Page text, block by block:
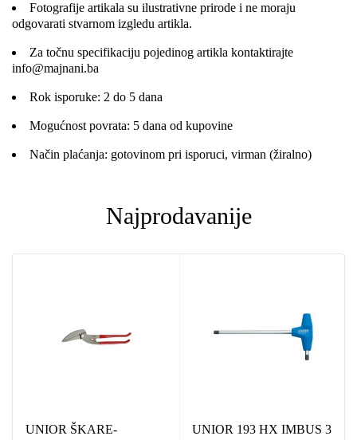
Fotografije artikala su ilustrativne prirode i ne moraju
odgovarati stvarnom izgledu artikla.
Za točnu specifikaciju pojedinog artikla kontaktirajte
info@majnani.ba
Rok isporuke: 2 do 5 dana
Mogućnost povrata: 5 dana od kupovine
Način plaćanja: gotovinom pri isporuci, virman (žiralno)
Najprodavanije
UNIOR ŠKARE- UNIOR 193 HX IMBUS 3